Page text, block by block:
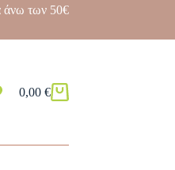
άνω των 50€
0,00 €